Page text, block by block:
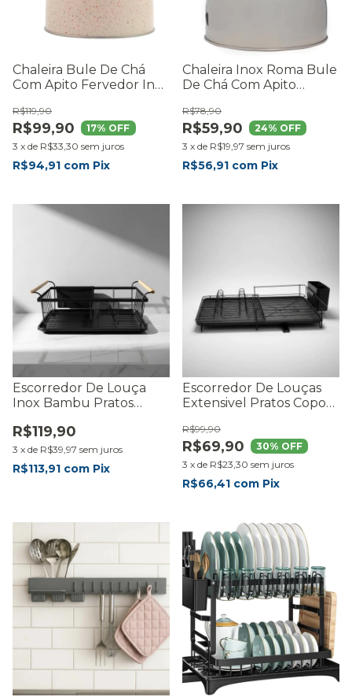
Chaleira Bule De Chá
Com Apito Fervedor Inox
Premium - RMaisCasa
R$99,90
R$119,90
17% OFF
3 x de R$33,30 sem juros
R$94,91 com Pix
Chaleira Inox Roma Bule
De Chá Com Apito
Cozinha Moderna -
RMaisCasa
R$59,90
R$78,90
24% OFF
3 x de R$19,97 sem juros
R$56,91 com Pix
Escorredor De Louça
Inox Bambu Pratos
Bandeja Premium Preto
- RMaisCasa
R$119,90
3 x de R$39,97 sem juros
R$113,91 com Pix
Escorredor De Louças
Extensivel Pratos Copos
Preto Resistente -
RMaisCasa
R$69,90
R$99,90
30% OFF
3 x de R$23,30 sem juros
R$66,41 com Pix